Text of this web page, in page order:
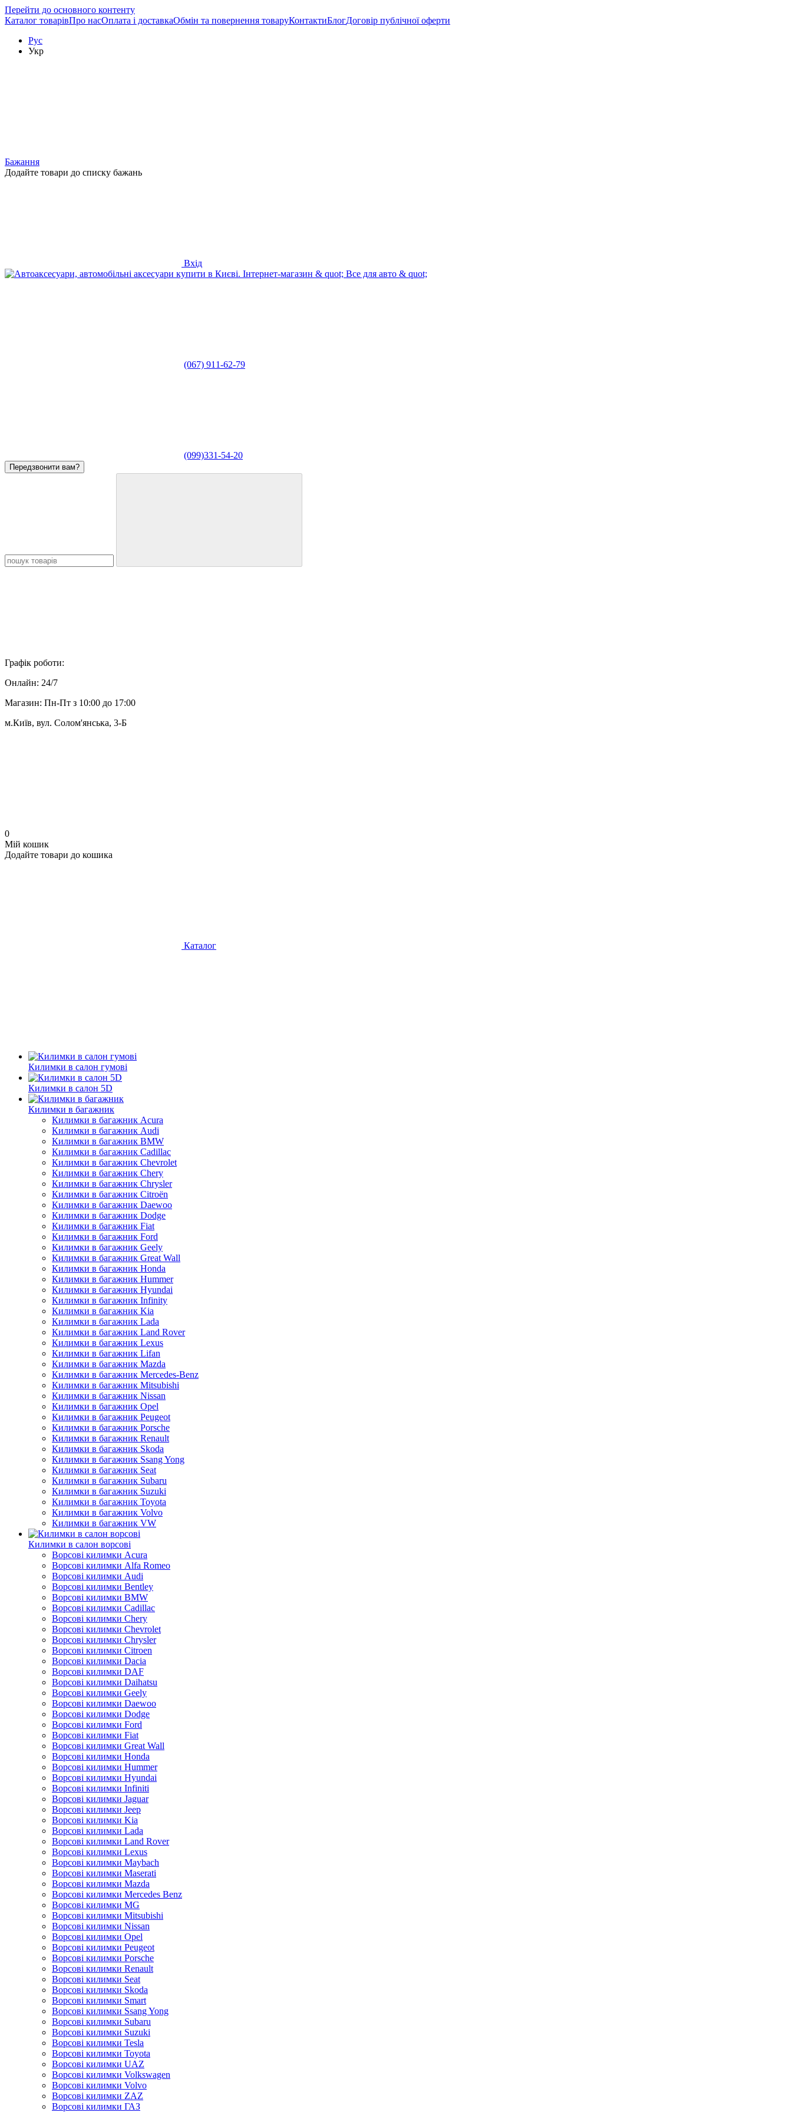
Перейти до основного контенту
Каталог товарівПро насОплата і доставкаОбмін та повернення товаруКонтактиБлогДоговір публічної оферти
Рус
Укр
Бажання
Додайте товари до списку бажань
Вхід
(067) 911-62-79
(099)331-54-20
Передзвонити вам?
Графік роботи:
Онлайн: 24/7
Магазин: Пн-Пт з 10:00 до 17:00
м.Київ, вул. Солом'янська, 3-Б
0
Мій кошик
Додайте товари до кошика
Каталог
Килимки в салон гумові
Килимки в салон 5D
Килимки в багажник
Килимки в багажник Acura
Килимки в багажник Audi
Килимки в багажник BMW
Килимки в багажник Cadillac
Килимки в багажник Chevrolet
Килимки в багажник Chery
Килимки в багажник Chrysler
Килимки в багажник Citroёn
Килимки в багажник Daewoo
Килимки в багажник Dodge
Килимки в багажник Fiat
Килимки в багажник Ford
Килимки в багажник Geely
Килимки в багажник Great Wall
Килимки в багажник Honda
Килимки в багажник Hummer
Килимки в багажник Hyundai
Килимки в багажник Infinity
Килимки в багажник Kia
Килимки в багажник Lada
Килимки в багажник Land Rover
Килимки в багажник Lexus
Килимки в багажник Lifan
Килимки в багажник Mazda
Килимки в багажник Merсedes-Benz
Килимки в багажник Mitsubishi
Килимки в багажник Nissan
Килимки в багажник Opel
Килимки в багажник Peugeot
Килимки в багажник Porsche
Килимки в багажник Renault
Килимки в багажник Skoda
Килимки в багажник Ssang Yong
Килимки в багажник Seat
Килимки в багажник Subaru
Килимки в багажник Suzuki
Килимки в багажник Toyota
Килимки в багажник Volvo
Килимки в багажник VW
Килимки в салон ворсові
Ворсові килимки Acura
Ворсові килимки Alfa Romeo
Ворсові килимки Audi
Ворсові килимки Bentley
Ворсові килимки BMW
Ворсові килимки Cadillac
Ворсові килимки Chery
Ворсові килимки Chevrolet
Ворсові килимки Chrysler
Ворсові килимки Citroen
Ворсові килимки Dacia
Ворсові килимки DAF
Ворсові килимки Daihatsu
Ворсові килимки Geely
Ворсові килимки Daewoo
Ворсові килимки Dodge
Ворсові килимки Ford
Ворсові килимки Fiat
Ворсові килимки Great Wall
Ворсові килимки Honda
Ворсові килимки Hummer
Ворсові килимки Hyundai
Ворсові килимки Infiniti
Ворсові килимки Jaguar
Ворсові килимки Jeep
Ворсові килимки Kia
Ворсові килимки Lada
Ворсові килимки Land Rover
Ворсові килимки Lexus
Ворсові килимки Maybach
Ворсові килимки Maserati
Ворсові килимки Mazda
Ворсові килимки Mercedes Benz
Ворсові килимки MG
Ворсові килимки Mitsubishi
Ворсові килимки Nissan
Ворсові килимки Opel
Ворсові килимки Peugeot
Ворсові килимки Porsche
Ворсові килимки Renault
Ворсові килимки Seat
Ворсові килимки Skoda
Ворсові килимки Smart
Ворсові килимки Ssang Yong
Ворсові килимки Subaru
Ворсові килимки Suzuki
Ворсові килимки Tesla
Ворсові килимки Toyota
Ворсові килимки UAZ
Ворсові килимки Volkswagen
Ворсові килимки Volvo
Ворсові килимки ZAZ
Ворсові килимки ГАЗ